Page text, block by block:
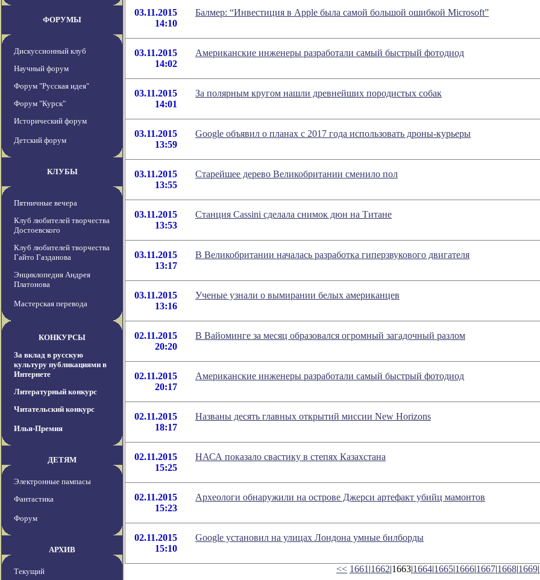
ФОРУМЫ
Дискуссионный клуб
Научный форум
Форум "Русская идея"
Форум "Курск"
Исторический форум
Детский форум
КЛУБЫ
Пятничные вечера
Клуб любителей творчества
Достоевского
Клуб любителей творчества
Гайто Газданова
Энциклопедия Андрея
Платонова
Мастерская перевода
КОНКУРСЫ
За вклад в русскую
культуру публикациями в
Интернете
Литературный конкурс
Читательский конкурс
Илья-Премия
ДЕТЯМ
Электронные пампасы
Фантастика
Форум
АРХИВ
Текущий
03.11.2015
14:10
Балмер: “Инвестиция в Apple была самой большой ошибкой Microsoft”
03.11.2015
14:02
Американские инженеры разработали самый быстрый фотодиод
03.11.2015
14:01
За полярным кругом нашли древнейших породистых собак
03.11.2015
13:59
Google объявил о планах с 2017 года использовать дроны-курьеры
03.11.2015
13:55
Старейшее дерево Великобритании сменило пол
03.11.2015
13:53
Станция Cassini сделала снимок дюн на Титане
03.11.2015
13:17
В Великобритании началась разработка гиперзвукового двигателя
03.11.2015
13:16
Ученые узнали о вымирании белых американцев
02.11.2015
20:20
В Вайоминге за месяц образовался огромный загадочный разлом
02.11.2015
20:17
Американские инженеры разработали самый быстрый фотодиод
02.11.2015
18:17
Названы десять главных открытий миссии New Horizons
02.11.2015
15:25
НАСА показало свастику в степях Казахстана
02.11.2015
15:23
Археологи обнаружили на острове Джерси артефакт убийц мамонтов
02.11.2015
15:10
Google установил на улицах Лондона умные билборды
<< 1661 |1662|1663|1664|1665|1666|1667|1668|1669|